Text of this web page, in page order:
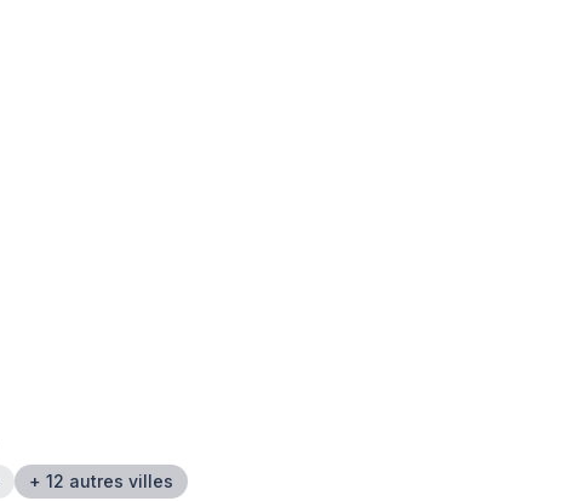
+ 12 autres villes